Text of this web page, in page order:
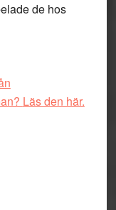
de hos
Läs den här.